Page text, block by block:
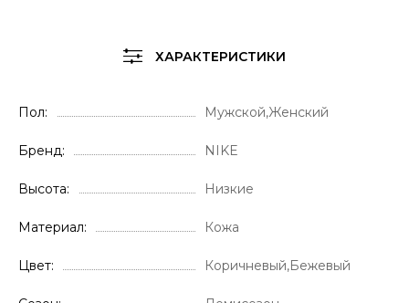
ХАРАКТЕРИСТИКИ
Пол Мужской,Женский
Бренд NIKE
Высота Низкие
Материал Кожа
Цвет Коричневый,Бежевый